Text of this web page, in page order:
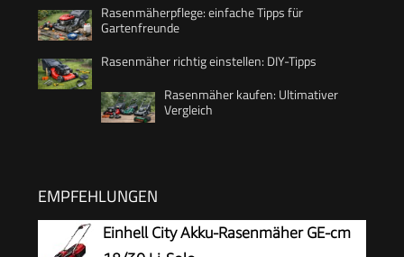
Rasenmäherpflege: einfache Tipps für
Gartenfreunde
Rasenmäher richtig einstellen: DIY-Tipps
Rasenmäher kaufen: Ultimativer
Vergleich
EMPFEHLUNGEN
Einhell City Akku-Rasenmäher GE-cm